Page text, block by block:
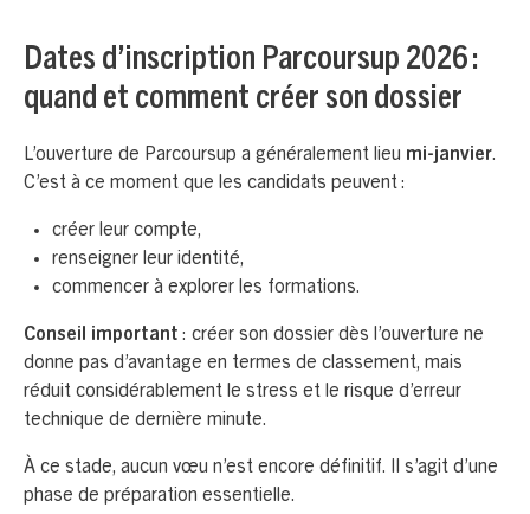
Dates d’inscription Parcoursup 2026 :
quand et comment créer son dossier
L’ouverture de Parcoursup a généralement lieu mi-janvier.
C’est à ce moment que les candidats peuvent :
créer leur compte,
renseigner leur identité,
commencer à explorer les formations.
Conseil important : créer son dossier dès l’ouverture ne
donne pas d’avantage en termes de classement, mais
réduit considérablement le stress et le risque d’erreur
technique de dernière minute.
À ce stade, aucun vœu n’est encore définitif. Il s’agit d’une
phase de préparation essentielle.